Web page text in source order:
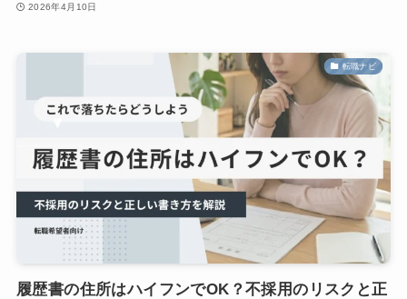
2026年4月10日
転職ナビ
履歴書の住所はハイフンでOK？不採用のリスクと正